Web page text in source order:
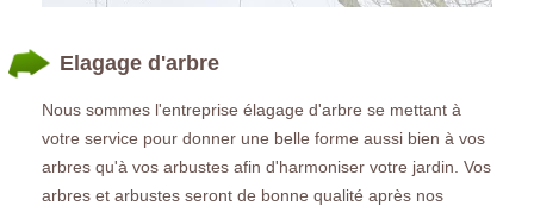
Elagage d'arbre
Nous sommes l'entreprise élagage d'arbre se mettant à
votre service pour donner une belle forme aussi bien à vos
arbres qu'à vos arbustes afin d'harmoniser votre jardin. Vos
arbres et arbustes seront de bonne qualité après nos